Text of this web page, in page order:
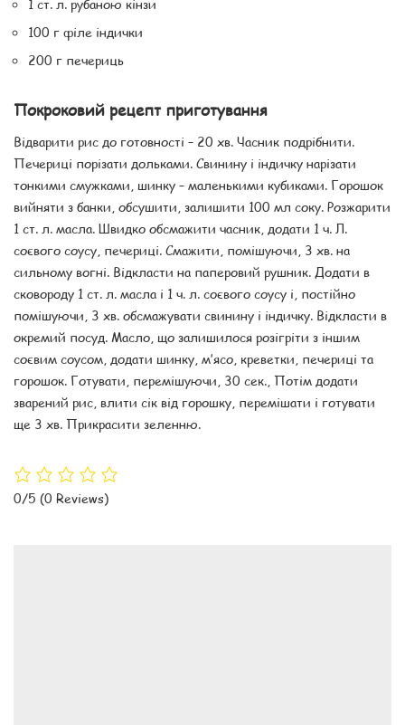
100 г філе індички
200 г печериць
Покроковий рецепт приготування
Відварити рис до готовності – 20 хв. Часник подрібнити.
Печериці порізати дольками. Свинину і індичку нарізати
тонкими смужками, шинку – маленькими кубиками. Горошок
вийняти з банки, обсушити, залишити 100 мл соку. Розжарити
1 ст. л. масла. Швидко обсмажити часник, додати 1 ч. Л.
соєвого соусу, печериці. Смажити, помішуючи, 3 хв. на
сильному вогні. Відкласти на паперовий рушник. Додати в
сковороду 1 ст. л. масла і 1 ч. л. соєвого соусу і, постійно
помішуючи, 3 хв. обсмажувати свинину і індичку. Відкласти в
окремий посуд. Масло, що залишилося розігріти з іншим
соєвим соусом, додати шинку, м’ясо, креветки, печериці та
горошок. Готувати, перемішуючи, 30 сек., Потім додати
зварений рис, влити сік від горошку, перемішати і готувати
ще 3 хв. Прикрасити зеленню.
0/5 (0 Reviews)